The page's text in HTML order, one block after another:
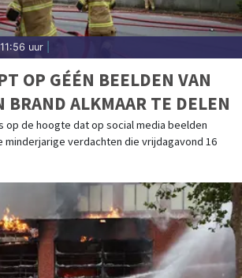
uur
OP GÉÉN BEELDEN VAN
BRAND ALKMAAR TE DELEN
op de hoogte dat op social media beelden
minderjarige verdachten die vrijdagavond 16